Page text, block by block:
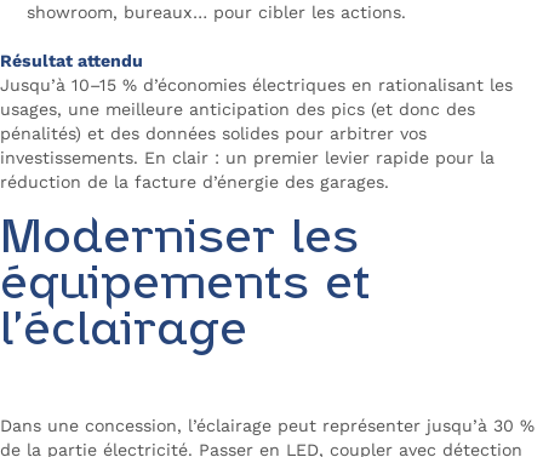
showroom, bureaux… pour cibler les actions.
Résultat attendu
Jusqu’à 10–15 % d’économies électriques en rationalisant les
usages, une meilleure anticipation des pics (et donc des
pénalités) et des données solides pour arbitrer vos
investissements. En clair : un premier levier rapide pour la
réduction de la facture d’énergie des garages.
Moderniser les
équipements et
l’éclairage
Dans une concession, l’éclairage peut représenter jusqu’à 30 %
de la partie électricité. Passer en LED, coupler avec détection